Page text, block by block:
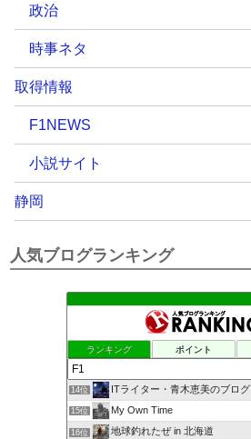
政治
時事ネタ
取得情報
F1NEWS
小説サイト
静岡
人気ブログランキング
ランキング ポイント
14位 ITライター・青木恵美のブログ
15位 My Own Time
16位 地球釣れたぜ in 北海道